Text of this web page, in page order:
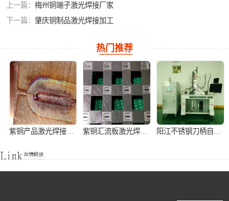
上一篇： 梅州铜端子激光焊接厂家
下一篇： 肇庆铜制品激光焊接加工
热门推荐
紫铜产品激光焊接加工 紫铜汇流板激光焊接加工 阳江不锈钢刀柄自动激光焊接机
紫铜产品激光焊